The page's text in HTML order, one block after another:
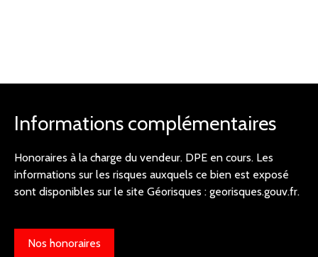
Informations complémentaires
Honoraires à la charge du vendeur. DPE en cours. Les
informations sur les risques auxquels ce bien est exposé
sont disponibles sur le site Géorisques : georisques.gouv.fr.
Nos honoraires